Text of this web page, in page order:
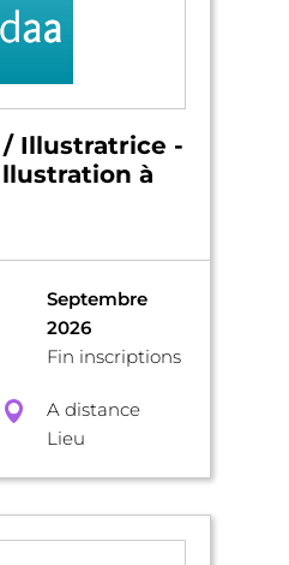
Illustratrice -
à
Septembre
2026
Fin inscriptions
A distance
Lieu